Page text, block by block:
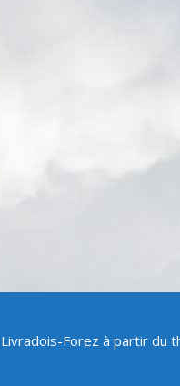
Forez à partir du